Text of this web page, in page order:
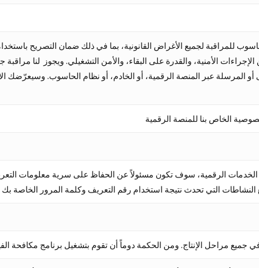
للمراقبة لجميع الأغراض القانونية، بما في ذلك ضمان التصريح
الأمنية، والقدرة على البقاء، والأمن التشغيلي. ويجوز لنا
أو المرسلة عبر المنصة الرقمية، أو الخادم، أو نظام الحاسوب. وسيعرّضك
الرقمية، سوف تكون مسئولاً عن الحفاظ على سرية معلومات